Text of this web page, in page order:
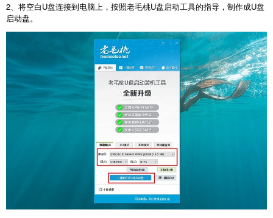
2、将空白U盘连接到电脑上，按照老毛桃U盘启动工具的指导，制作成U盘
启动盘。